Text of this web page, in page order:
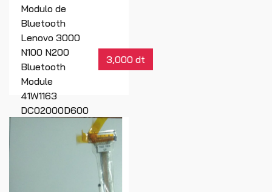
Modulo de
Bluetooth
Lenovo 3000
N100 N200
Bluetooth
Module
41W1163
DC02000D600
3,000 dt